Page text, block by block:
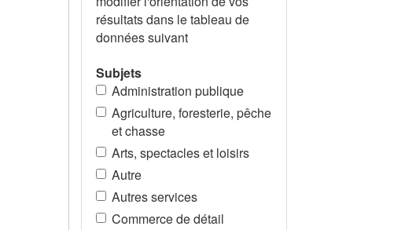
résultats dans le tableau de
données suivant
Subjets
Administration publique
Agriculture, foresterie, pêche
et chasse
Arts, spectacles et loisirs
Autre
Autres services
Commerce de détail